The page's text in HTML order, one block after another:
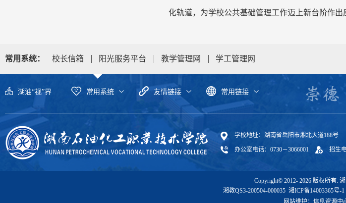
化轨道，为学校公共基础管理工作迈上新台阶作出
常用系统： 校长信箱 阳光服务平台 教学管理网 学工管理网
湖油“视”界 常用系统 友情链接 常用链接
学校地址：湖南省岳阳市湘北大道188号
办公室电话：0730－3066001 招生
Copyright© 2012- 2026 版权所有:
湘教QS3-200504-000035 湘ICP备14003365号-1
网站维护：信息资源